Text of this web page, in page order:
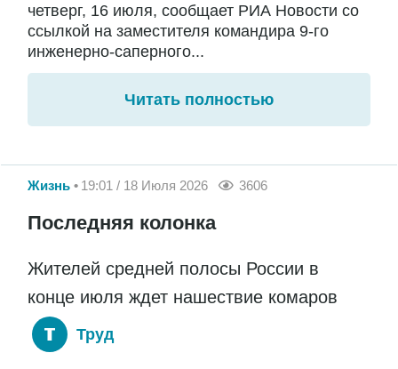
четверг, 16 июля, сообщает РИА Новости со
ссылкой на заместителя командира 9-го
инженерно-саперного...
Читать полностью
Жизнь 19:01 / 18 Июля 2026 3606
Последняя колонка
Жителей средней полосы России в
конце июля ждет нашествие комаров
Труд